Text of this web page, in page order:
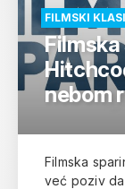
FILMSKI
nebom
Filmska
već poziv